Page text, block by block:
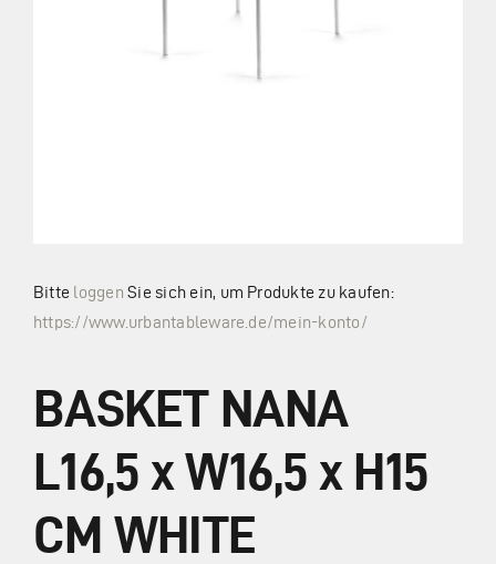
AGB
Impressum
Bitte loggen Sie sich ein, um Produkte zu kaufen:
https://www.urbantableware.de/mein-konto/
BASKET NANA
L16,5 x W16,5 x H15
CM WHITE